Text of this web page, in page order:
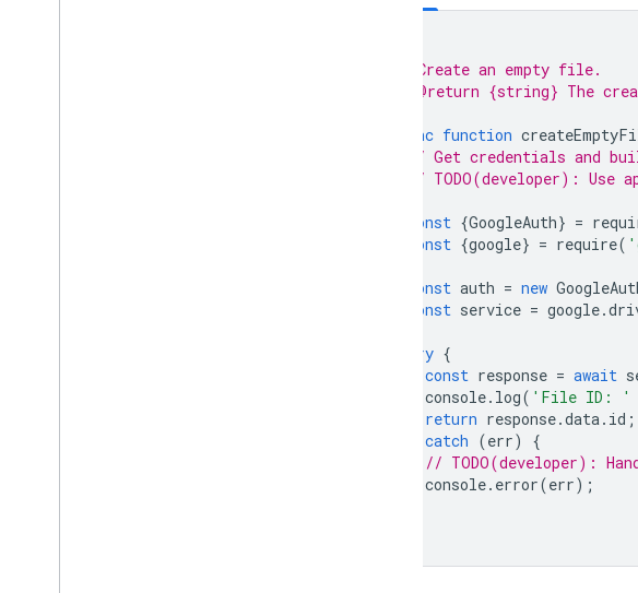
* Create an empty file.
* @return {string} The
async function
// Get credentials and
// TODO(developer): Use
const {GoogleAuth} =
const {google} = require(
const auth = new
const service = google.
try {
const response = await
console. log( 'File ID: '
return response.data. id ;
catch (err)
{
// TODO(developer):
console. error(err);